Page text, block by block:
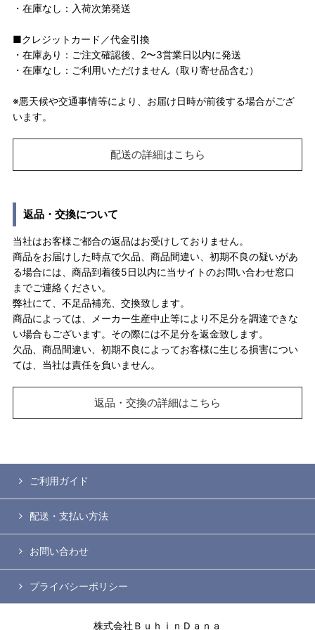
・在庫なし：入荷次第発送
■クレジットカード／代金引換
・在庫あり：ご注文確認後、2〜3営業日以内に発送
・在庫なし：ご利用いただけません（取り寄せ品含む）
※悪天候や交通事情等により、お届け日時が前後する場合がござ
います。
配送の詳細はこちら
返品・交換について
当社はお客様ご都合の返品はお受けしておりません。
商品をお届けした時点で欠品、商品間違い、初期不良の疑いがあ
る場合には、商品到着後5日以内に当サイトのお問い合わせ窓口
までご連絡ください。
弊社にて、不足品補充、交換致します。
商品によっては、メーカー生産中止等により不足分を調達できな
い場合もございます。その際には不足分を返金致します。
欠品、商品間違い、初期不良によってお客様に生じる損害につい
ては、当社は責任を負いません。
返品・交換の詳細はこちら
ご利用ガイド
配送・支払い方法
お問い合わせ
プライバシーポリシー
株式会社ＢｕｈｉｎＤａｎａ